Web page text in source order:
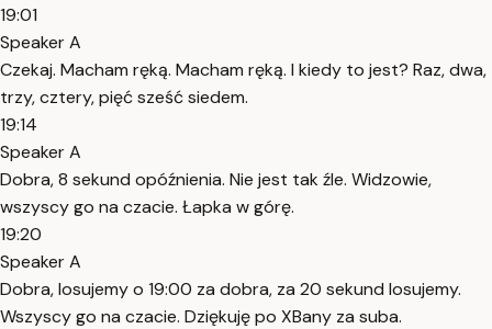
19:01
Speaker A
Czekaj. Macham ręką. Macham ręką. I kiedy to jest? Raz, dwa,
trzy, cztery, pięć sześć siedem.
19:14
Speaker A
Dobra, 8 sekund opóźnienia. Nie jest tak źle. Widzowie,
wszyscy go na czacie. Łapka w górę.
19:20
Speaker A
Dobra, losujemy o 19:00 za dobra, za 20 sekund losujemy.
Wszyscy go na czacie. Dziękuję po XBany za suba.